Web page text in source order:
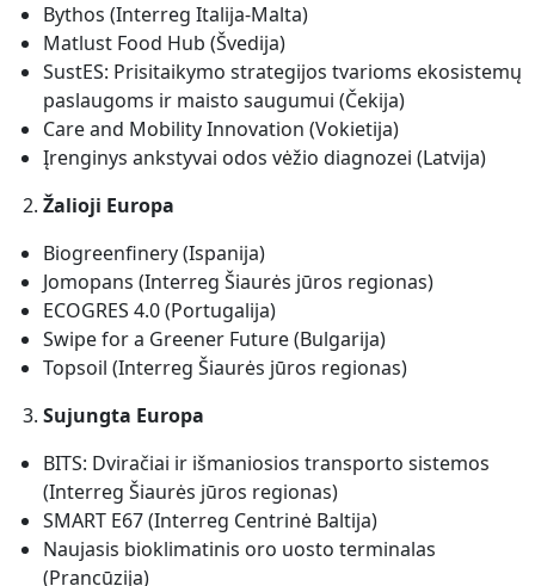
Bythos (Interreg Italija-Malta)
Matlust Food Hub (Švedija)
SustES: Prisitaikymo strategijos tvarioms ekosistemų
paslaugoms ir maisto saugumui (Čekija)
Care and Mobility Innovation (Vokietija)
Įrenginys ankstyvai odos vėžio diagnozei (Latvija)
Žalioji Europa
Biogreenfinery (Ispanija)
Jomopans (Interreg Šiaurės jūros regionas)
ECOGRES 4.0 (Portugalija)
Swipe for a Greener Future (Bulgarija)
Topsoil (Interreg Šiaurės jūros regionas)
Sujungta Europa
BITS: Dviračiai ir išmaniosios transporto sistemos
(Interreg Šiaurės jūros regionas)
SMART E67 (Interreg Centrinė Baltija)
Naujasis bioklimatinis oro uosto terminalas
(Prancūzija)